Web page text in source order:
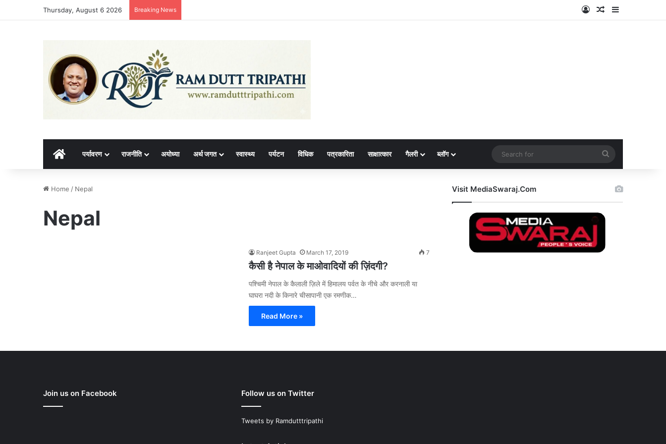
Thursday, August 6 2026 Breaking News Log InRandom Article
Sidebar
होम पर्यावरण राजनीति अयोध्या अर्थ जगत स्वास्थ्य पर्यटन विधिक पत्रकारिता साक्षात्कार गैलरी ब्लॉग
for
Home / Nepal
Nepal
Ranjeet Gupta March 17, 2019 7
कैसी है नेपाल के माओवादियों की ज़िंदगी?
पश्चिमी नेपाल के कैलाली ज़िले में हिमालय पर्वत के नीचे और करनाली या
घाघरा नदी के किनारे चीसापानी एक रमणीक…
Read More »
Visit MediaSwaraj.Com
Join us on Facebook Follow us on Twitter
Tweets by Ramdutttripathi